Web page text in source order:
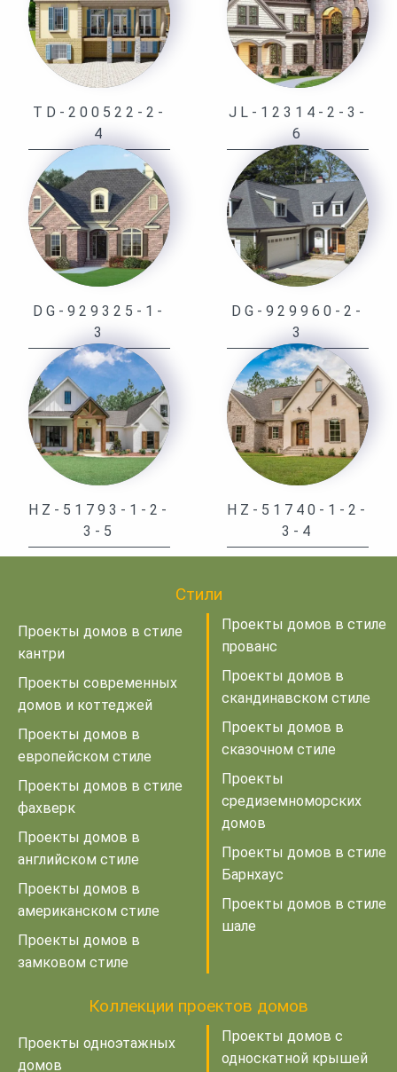
TD-200522-2-
4
JL-12314-2-3-
6
DG-929325-1-
3
DG-929960-2-
3
HZ-51793-1-2-
3-5
HZ-51740-1-2-
3-4
Стили
Проекты домов в стиле
кантри
Проекты современных
домов и коттеджей
Проекты домов в
европейском стиле
Проекты домов в стиле
фахверк
Проекты домов в
английском стиле
Проекты домов в
американском стиле
Проекты домов в
замковом стиле
Проекты домов в стиле
прованс
Проекты домов в
скандинавском стиле
Проекты домов в
сказочном стиле
Проекты
средиземноморских
домов
Проекты домов в стиле
Барнхаус
Проекты домов в стиле
шале
Коллекции проектов домов
Проекты одноэтажных
домов
Проекты домов с
односкатной крышей